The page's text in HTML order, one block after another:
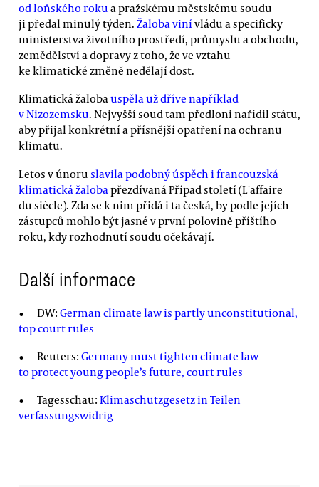
od loňského roku a pražskému městskému soudu
ji předal minulý týden. Žaloba vinívládu a specificky
ministerstva životního prostředí, průmyslu a obchodu,
zemědělství a dopravy z toho, že ve vztahu
ke klimatické změně nedělají dost.
Klimatická žalobauspěla už dříve například
v Nizozemsku. Nejvyšší soud tam předloni nařídil státu,
aby přijal konkrétní a přísnější opatření na ochranu
klimatu.
Letos v únoru slavila podobný úspěch i francouzská
klimatická žaloba přezdívaná Případ století (L'affaire
du siècle). Zda se k nim přidá i ta česká, by podle jejích
zástupců mohlo být jasné v první polovině příštího
roku, kdy rozhodnutí soudu očekávají.
Další informace
DW: German climate law is partly unconstitutional,
top court rules
Reuters: Germany must tighten climate law
to protect young people’s future, court rules
Tagesschau: Klimaschutzgesetz in Teilen
verfassungswidrig